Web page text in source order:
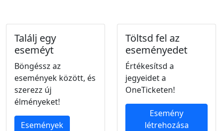
Találj egy
eseméyt
Böngéssz az
események között, és
szerezz új
élményeket!
Események
Töltsd fel az
eseményedet
Értékesítsd a
jegyeidet a
OneTicketen!
Esemény
létrehozása